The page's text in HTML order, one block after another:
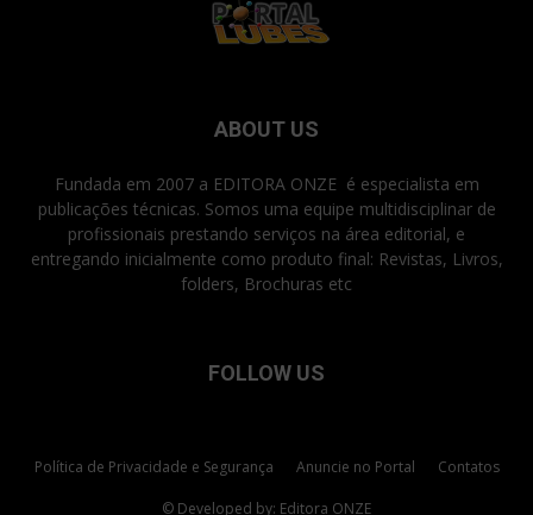
ABOUT US
Fundada em 2007 a EDITORA ONZE é especialista em
publicações técnicas. Somos uma equipe multidisciplinar de
profissionais prestando serviços na área editorial, e
entregando inicialmente como produto final: Revistas, Livros,
folders, Brochuras etc
FOLLOW US
Política de Privacidade e Segurança Anuncie no Portal Contatos
© Developed by: Editora ONZE